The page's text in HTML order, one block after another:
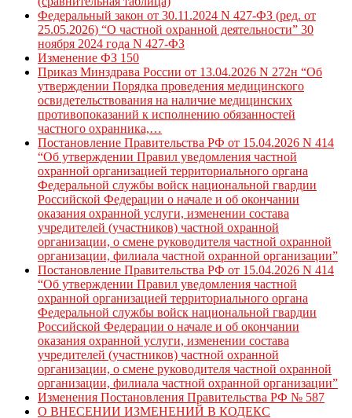
Федеральный закон от 30.11.2024 N 427-ФЗ (ред. от
25.05.2026) “О частной охранной деятельности” 30
ноября 2024 года N 427-ФЗ
Изменение ФЗ 150
Приказ Минздрава России от 13.04.2026 N 272н “Об
утверждении Порядка проведения медицинского
освидетельствования на наличие медицинских
противопоказаний к исполнению обязанностей
частного охранника,…
Постановление Правительства РФ от 15.04.2026 N 414
“Об утверждении Правил уведомления частной
охранной организацией территориального органа
Федеральной службы войск национальной гвардии
Российской Федерации о начале и об окончании
оказания охранной услуги, изменении состава
учредителей (участников) частной охранной
организации, о смене руководителя частной охранной
организации, филиала частной охранной организации”
Постановление Правительства РФ от 15.04.2026 N 414
“Об утверждении Правил уведомления частной
охранной организацией территориального органа
Федеральной службы войск национальной гвардии
Российской Федерации о начале и об окончании
оказания охранной услуги, изменении состава
учредителей (участников) частной охранной
организации, о смене руководителя частной охранной
организации, филиала частной охранной организации”
Изменения Постановления Правительства РФ № 587
О ВНЕСЕНИИ ИЗМЕНЕНИЙ В КОДЕКС